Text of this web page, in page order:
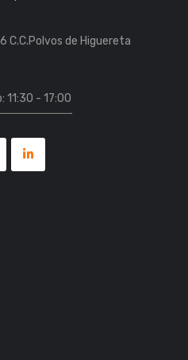
C.C.Polvos de Higuereta
11:30 - 17:00